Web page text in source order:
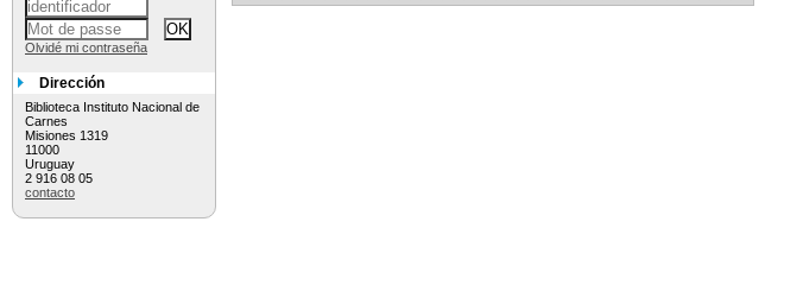
Olvidé mi contraseña
Dirección
Biblioteca Instituto Nacional de
Carnes
Misiones 1319
11000
Uruguay
2 916 08 05
contacto